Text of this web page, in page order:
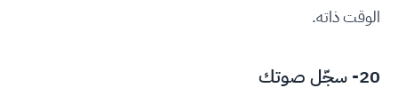
الوقت ذاته.
20- سجّل صوتك